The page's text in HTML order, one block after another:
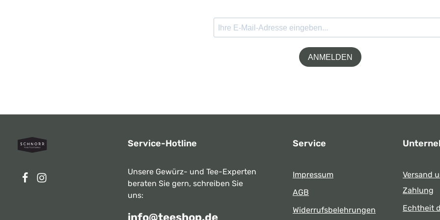
ANMELDEN
Service-Hotline
Unsere Gewürz- und Tee-Experten
beraten Sie gern, schreiben Sie
uns:
info@teeshop.de
Service
Impressum
AGB
Widerrufsbelehrungen
Versand
Zahlung
Echtheit